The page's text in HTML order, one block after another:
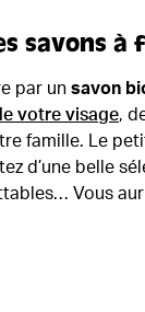
savons à
par un savon
votre visage,
famille. Le
d’une belle
Vous